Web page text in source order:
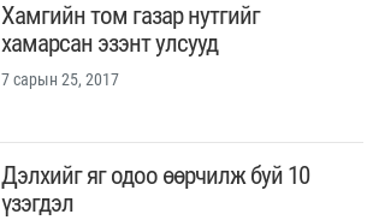
Хамгийн том газар нутгийг
хамарсан эзэнт улсууд
7 сарын 25, 2017
Дэлхийг яг одоо өөрчилж буй 10
үзэгдэл